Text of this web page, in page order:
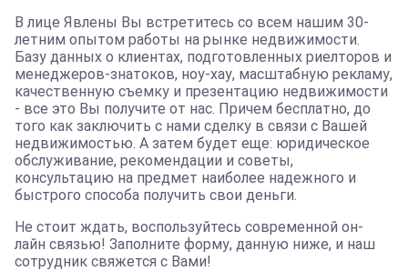
В лице Явлены Вы встретитесь со всем нашим 30-
летним опытом работы на рынке недвижимости.
Базу данных о клиентах, подготовленных риелторов и
менеджеров-знатоков, ноу-хау, масштабную рекламу,
качественную съемку и презентацию недвижимости
- все это Вы получите от нас. Причем бесплатно, до
того как заключить с нами сделку в связи с Вашей
недвижимостью. А затем будет еще: юридическое
обслуживание, рекомендации и советы,
консультацию на предмет наиболее надежного и
быстрого способа получить свои деньги.
Не стоит ждать, воспользуйтесь современной он-
лайн связью! Заполните форму, данную ниже, и наш
сотрудник свяжется с Вами!